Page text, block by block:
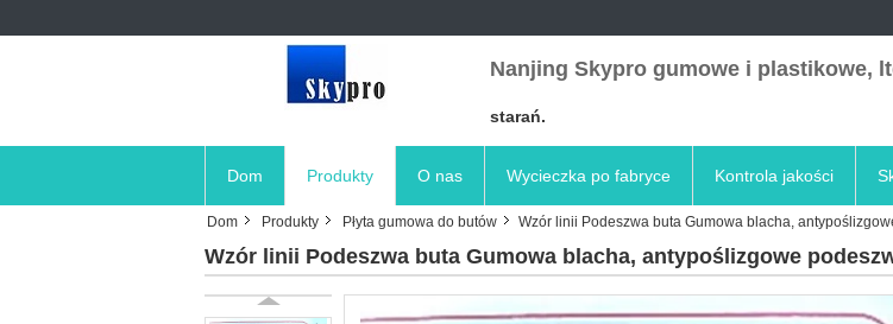
Nanjing Skypro gumowe i plastikowe,
starań.
Dom Produkty O nas Wycieczka po fabryce Kontrola jakości
Dom Produkty Płyta gumowa do butów Wzór linii Podeszwa buta Gumowa blacha,
Wzór linii Podeszwa buta Gumowa blacha, antypoślizgowe